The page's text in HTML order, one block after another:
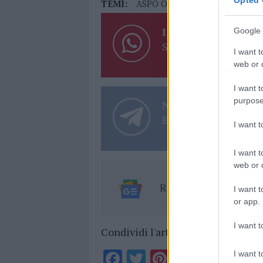
Google
I want
web or
I want
I want
I want
web or
I want
or app.
I want
I want
TEMI: ASPO Olbia Notizie Olbia
Inviaci le tue
Su WhatsApp al
Notizie in tempo
Entra nel canale
Ricevi le nostre
Condividi l'articolo